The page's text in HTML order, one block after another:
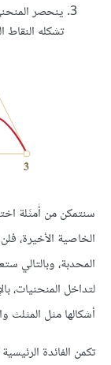
ينحصر
تشكله النقاط
سنتمكن من أَمثَلة
الخاصية الأخيرة،
المحدبة، وبالتالي
لتداخل المنحنيات،
أشكالها مثل المثلث
تكمن الفائدة